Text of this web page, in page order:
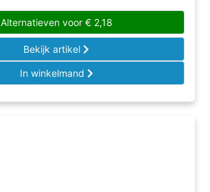
Alternatieven voor €2,18
Bekijk artikel
In winkelmand